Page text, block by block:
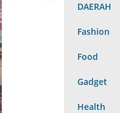
DAERAH
Fashion
Food
Gadget
Health